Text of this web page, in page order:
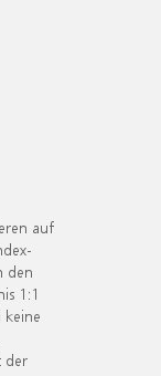
auf
den
1:1
der